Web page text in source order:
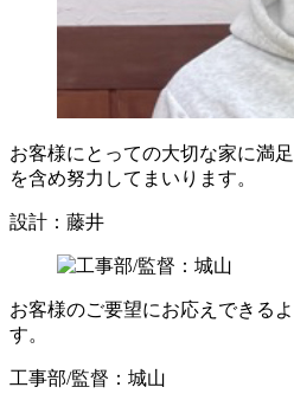
お客様にとっての大切な家に満
を含め努力してまいります。
設計：藤井
お客様のご要望にお応えできる
す。
工事部/監督：城山